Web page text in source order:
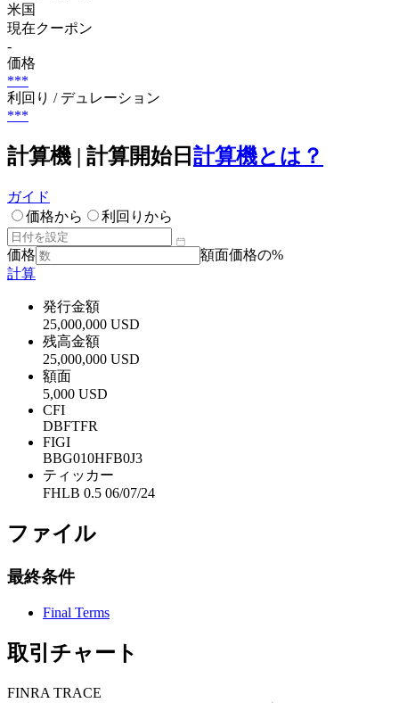
米国
現在クーポン
-
価格
***
利回り / デュレーション
***
計算機 | 計算開始日 計算機とは？
ガイド
価格から
利回りから
価格
額面価格の%
計算
発行金額
25,000,000 USD
残高金額
25,000,000 USD
額面
5,000 USD
CFI
DBFTFR
FIGI
BBG010HFB0J3
ティッカー
FHLB 0.5 06/07/24
ファイル
最終条件
Final Terms
取引チャート
FINRA TRACE